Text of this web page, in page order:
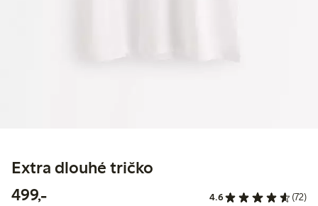
Extra dlouhé tričko
499,-499,00 Kč 4.6 (72)